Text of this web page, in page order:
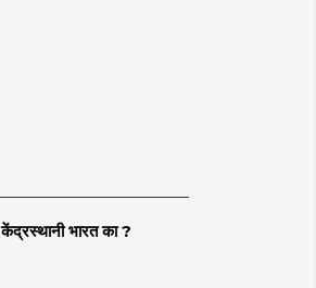
केंद्रस्थानी भारत का ?